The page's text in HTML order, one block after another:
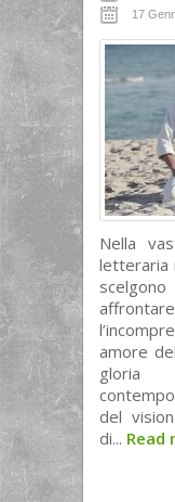
17
Nella
letteraria
amore
gloria
del
di... Read